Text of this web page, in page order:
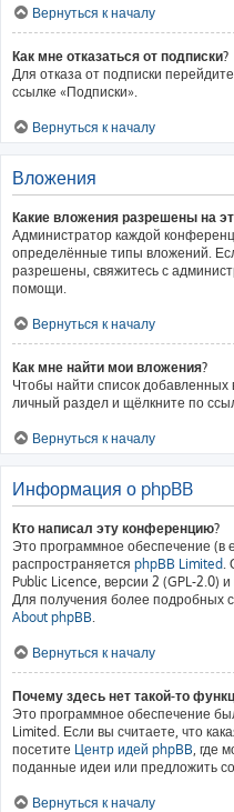
Вернуться к началу
Как мне отказаться от подписки?
Для отказа от подписки
ссылке «Подписки».
Вернуться к началу
Вложения
Какие вложения разрешены на
Администратор каждой
определённые типы вложений.
разрешены, свяжитесь с
помощи.
Вернуться к началу
Как мне найти мои вложения?
Чтобы найти список
личный раздел и щёлкните по
Вернуться к началу
Информация о phpBB
Кто написал эту конференцию?
Это программное обеспечение (в
распространяется phpBB Limited.
Public Licence, версии 2 (GPL-2.0)
Для получения более подробных
About phpBB.
Вернуться к началу
Почему здесь нет такой-то
Это программное обеспечение
Limited. Если вы считаете, что
посетите Центр идей phpBB, где
поданные идеи или предложить
Вернуться к началу